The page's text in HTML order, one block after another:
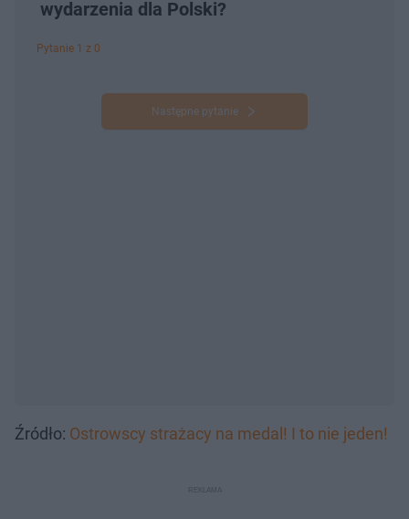
wydarzenia dla Polski?
Pytanie 1 z 0
Następne pytanie
Źródło: Ostrowscy strażacy na medal! I to nie jeden!